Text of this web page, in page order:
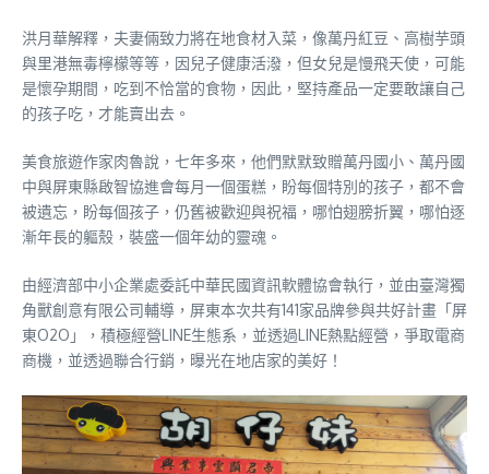
洪月華解釋，夫妻倆致力將在地食材入菜，像萬丹紅豆、高樹芋頭
與里港無毒檸檬等等，因兒子健康活潑，但女兒是慢飛天使，可能
是懷孕期間，吃到不恰當的食物，因此，堅持產品一定要敢讓自己
的孩子吃，才能賣出去。
美食旅遊作家肉魯說，七年多來，他們默默致贈萬丹國小、萬丹國
中與屏東縣啟智協進會每月一個蛋糕，盼每個特別的孩子，都不會
被遺忘，盼每個孩子，仍舊被歡迎與祝福，哪怕翅膀折翼，哪怕逐
漸年長的軀殼，裝盛一個年幼的靈魂。
由經濟部中小企業處委託中華民國資訊軟體協會執行，並由臺灣獨
角獸創意有限公司輔導，屏東本次共有141家品牌參與共好計畫「屏
東O2O」，積極經營LINE生態系，並透過LINE熱點經營，爭取電商
商機，並透過聯合行銷，曝光在地店家的美好！